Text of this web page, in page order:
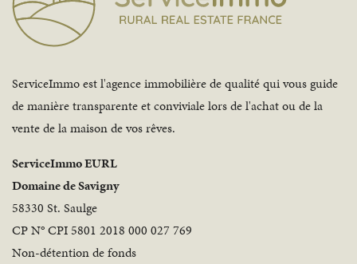
ServiceImmo est l'agence immobilière de qualité qui vous guide
de manière transparente et conviviale lors de l'achat ou de la
vente de la maison de vos rêves.
ServiceImmo EURL
Domaine de Savigny
58330 St. Saulge
CP N° CPI 5801 2018 000 027 769
Non-détention de fonds